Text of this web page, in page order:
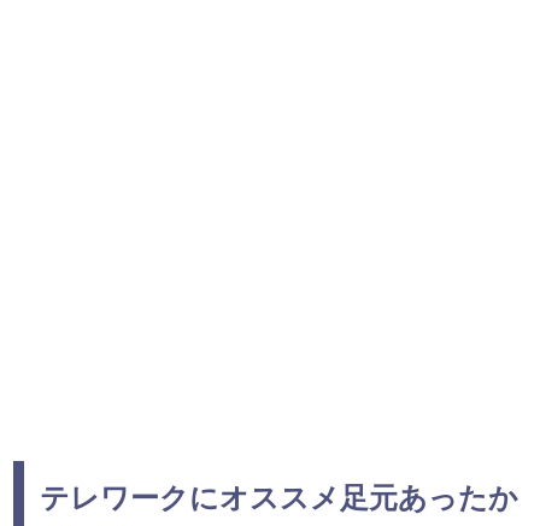
テレワークにオススメ足元あったか